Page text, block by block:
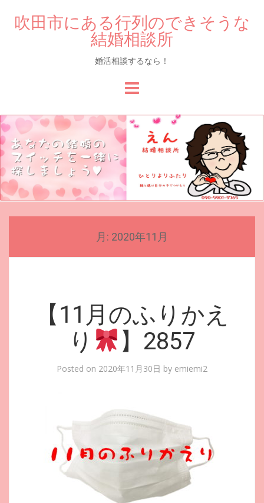
吹田市にある行列のできそうな
結婚相談所
婚活相談するなら！
to
content
月: 2020年11月
【11月のふりかえ
り
】2857
Posted on 2020年11月30日 by emiemi2